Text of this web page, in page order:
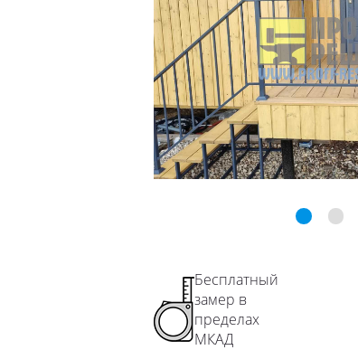
Ограждения лестничного
Перила для школы
Перила для детского сада
Перила для подъезда
Перила для террасы
Перила на забежные
Бесплатный
замер в
пределах
МКАД